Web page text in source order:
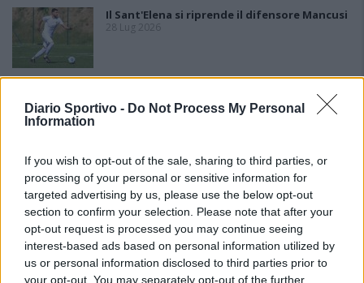
Diario Sportivo - Do Not Process My Personal
Information
If you wish to opt-out of the sale, sharing to third parties, or
processing of your personal or sensitive information for
targeted advertising by us, please use the below opt-out
section to confirm your selection. Please note that after your
opt-out request is processed you may continue seeing
interest-based ads based on personal information utilized by
us or personal information disclosed to third parties prior to
your opt-out. You may separately opt-out of the further
Il Sant'Elena si riprende il difensore Mancusi
28 Lug 2026
Al Castiadas tornano Caboni e Melis, l'Uta
Calcio prende anche Atzori e Siddu